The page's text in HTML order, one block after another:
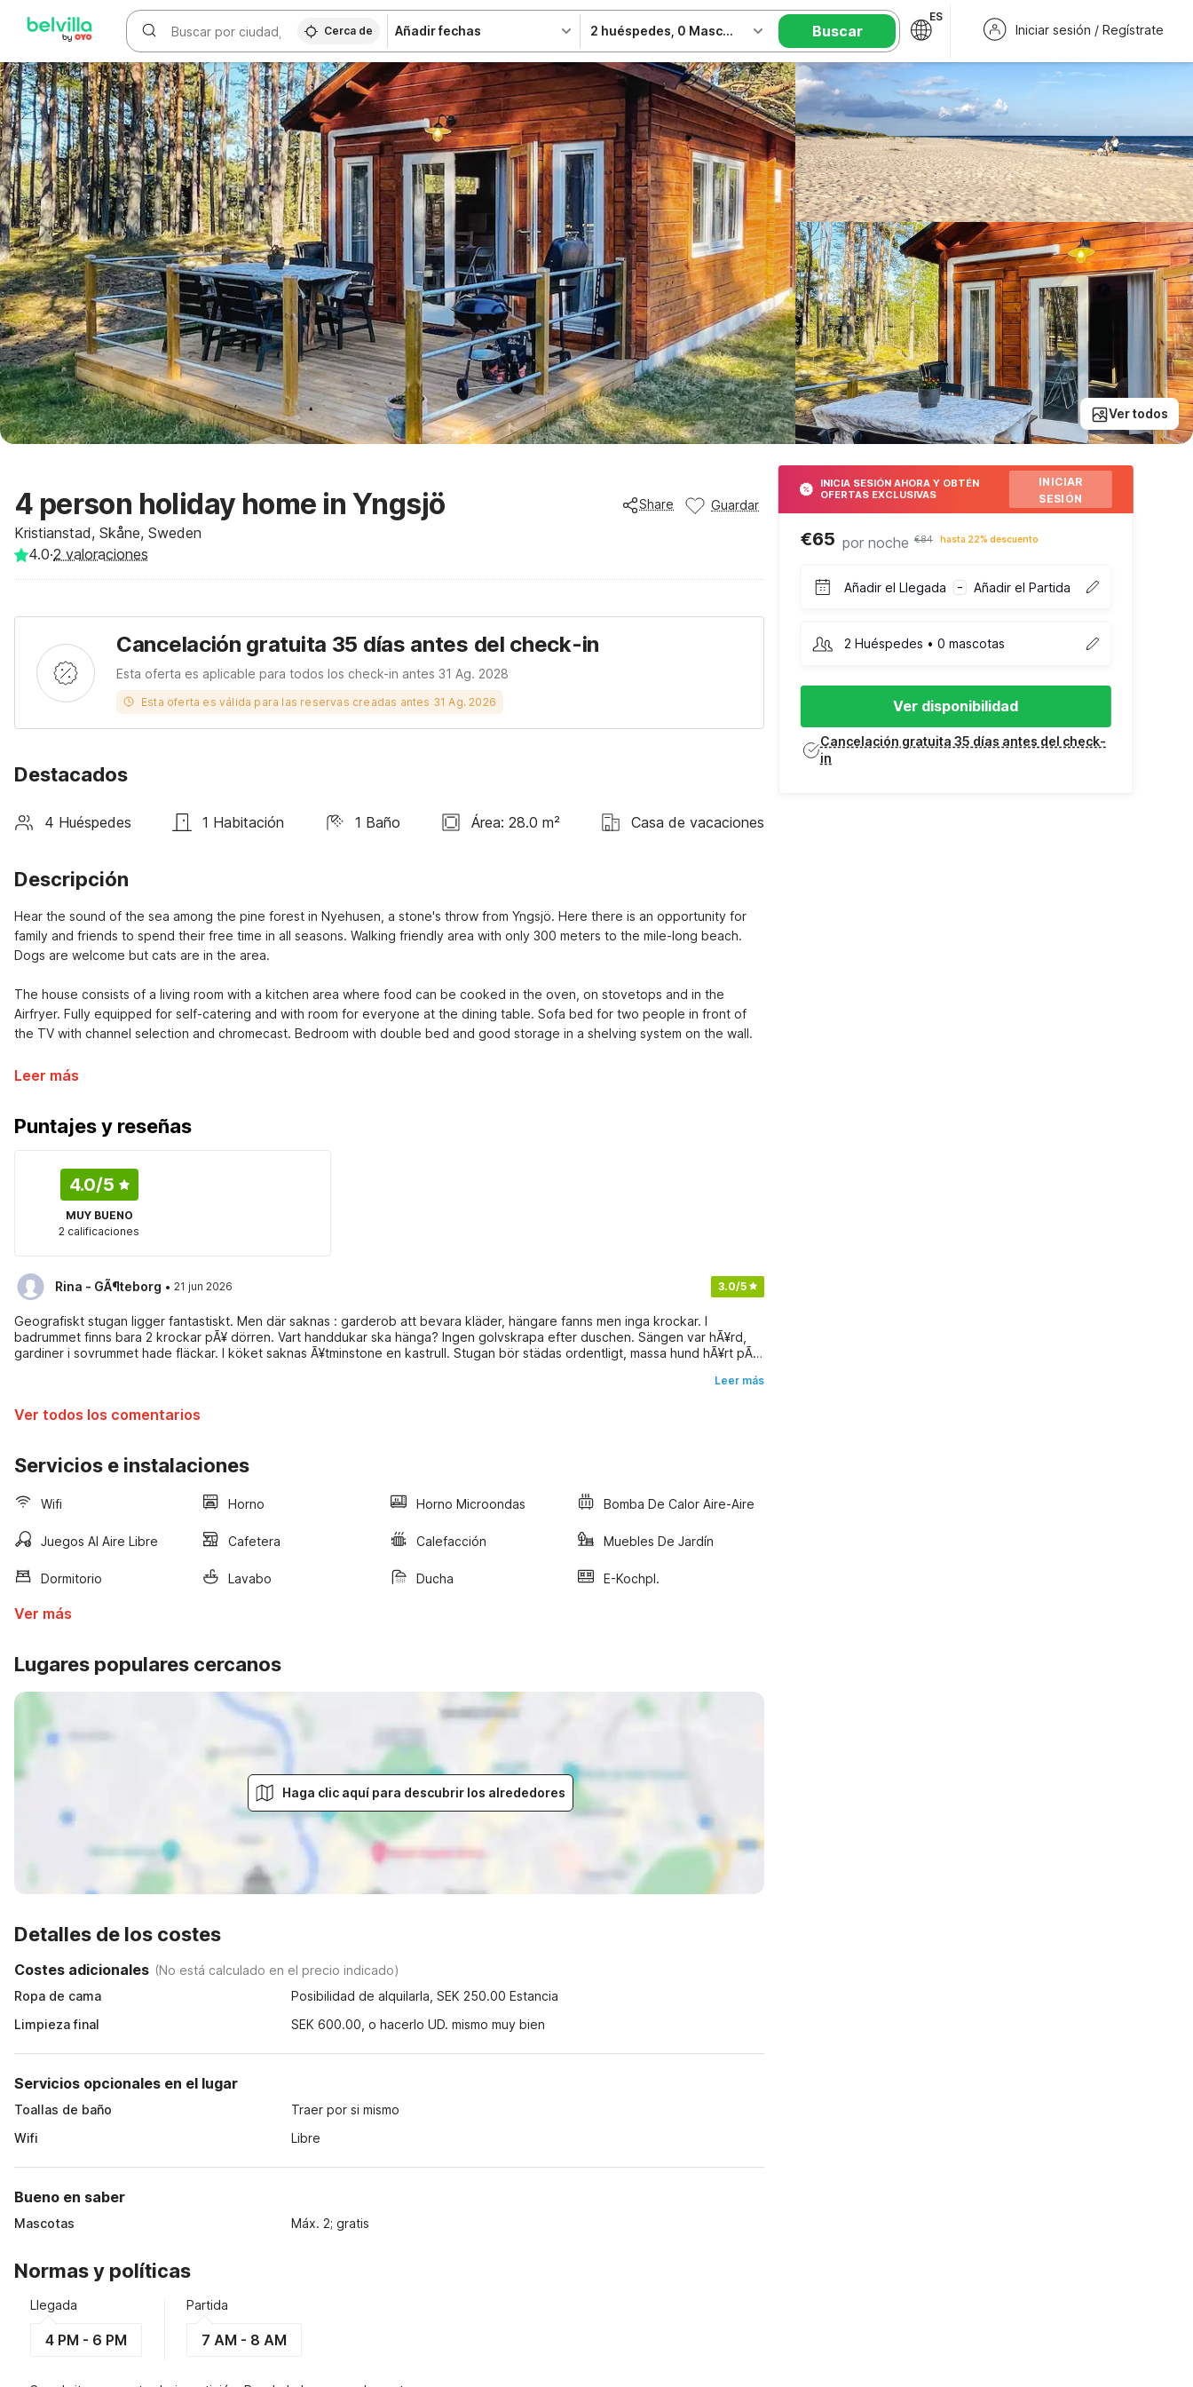
Cerca de Añadir fechas 2 huéspedes 0 Mascotas Buscar
ES
Iniciar sesión / Regístrate
Ver todos
4 person holiday home in Yngsjö
Kristianstad, Skåne, Sweden
Share Guardar
4.0·2 valoraciones
Cancelación gratuita 35 días antes del check-in
Esta oferta es aplicable para todos los check-in antes 31 Ag. 2028
Esta oferta es válida para las reservas creadas antes 31 Ag. 2026
Destacados
4 Huéspedes 1 Habitación 1 Baño Área: 28.0 m² Casa de vacaciones
Descripción
Hear the sound of the sea among the pine forest in Nyehusen, a stone's throw from Yngsjö. Here there is an opportunity for
family and friends to spend their free time in all seasons. Walking friendly area with only 300 meters to the mile-long beach.
Dogs are welcome but cats are in the area.
The house consists of a living room with a kitchen area where food can be cooked in the oven, on stovetops and in the
Airfryer. Fully equipped for self-catering and with room for everyone at the dining table. Sofa bed for two people in front of
the TV with channel selection and chromecast. Bedroom with double bed and good storage in a shelving system on the wall.
Leer más
Puntajes y reseñas
4.0/5
MUY BUENO
2 calificaciones
Rina - GÃ¶teborg · 21 jun 2026 3.0/5
Geografiskt stugan ligger fantastiskt. Men där saknas : garderob att bevara kläder, hängare fanns men inga krockar. I
badrummet finns bara 2 krockar pÃ¥ dörren. Vart handdukar ska hänga? Ingen golvskrapa efter duschen. Sängen var hÃ¥rd,
gardiner i sovrummet hade fläckar. I köket saknas Ã¥tminstone en kastrull. Stugan bör städas ordentligt, massa hund hÃ¥rt pÃ¥
Leer más
Ver todos los comentarios
Servicios e instalaciones
Wifi Horno Horno Microondas Bomba De Calor Aire-Aire
Juegos Al Aire Libre Cafetera Calefacción Muebles De Jardín
Dormitorio Lavabo Ducha E-Kochpl.
Ver más
Lugares populares cercanos
Haga clic aquí para descubrir los alrededores
Detalles de los costes
Costes adicionales (No está calculado en el precio indicado)
Ropa de cama
Posibilidad de alquilarla, SEK 250.00 Estancia
Limpieza final
SEK 600.00, o hacerlo UD. mismo muy bien
Servicios opcionales en el lugar
Toallas de baño
Traer por si mismo
Wifi
Libre
Bueno en saber
Mascotas Máx. 2; gratis
Normas y políticas
Llegada
4 PM - 6 PM
Partida
7 AM - 8 AM
INICIA SESIÓN AHORA Y OBTÉN
OFERTAS EXCLUSIVAS
INICIAR
SESIÓN
€65 por noche €84 hasta 22% descuento
Añadir el Llegada – Añadir el Partida
2 Huéspedes • 0 mascotas
Ver disponibilidad
Cancelación gratuita 35 días antes del check-
in